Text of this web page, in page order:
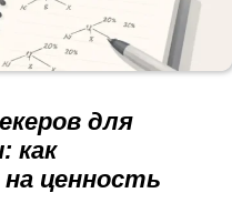
для
как
ценность